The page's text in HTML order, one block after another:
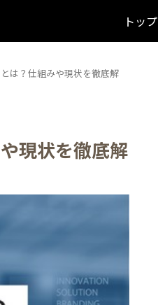
トップ
は？仕組みや現状を徹底解
現状を徹底解